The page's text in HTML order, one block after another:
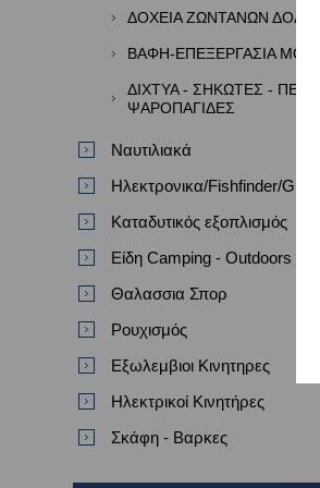
ΔΟΧΕΙΑ ΖΩΝΤΑΝΩΝ
ΒΑΦΗ-ΕΠΕΞΕΡΓΑΣΙΑ
ΔΙΧΤΥΑ - ΣΗΚΩΤΕΣ -
ΨΑΡΟΠΑΓΙΔΕΣ
Ναυτιλιακά
Ηλεκτρονικα/Fishfinder/GPS/
Καταδυτικός εξοπλισμός
Είδη Camping - Outdoors
Θαλασσια Σπορ
Ρουχισμός
Εξωλεμβιοι Κινητηρες
Ηλεκτρικοί Κινητήρες
Σκάφη - Βαρκες